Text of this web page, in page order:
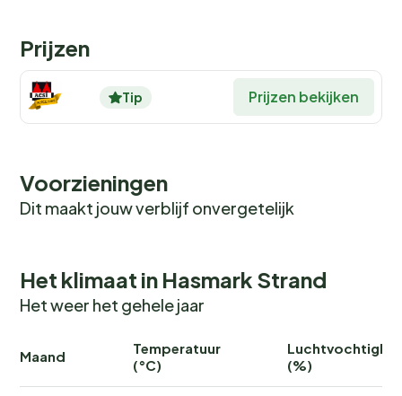
Prijzen
Tip Prijzen bekijken
Voorzieningen
Dit maakt jouw verblijf onvergetelijk
Het klimaat in Hasmark Strand
Het weer het gehele jaar
Maand
Temperatuur
(°C)
(%)